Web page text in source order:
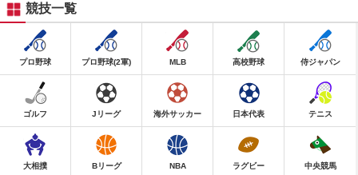
競技一覧
プロ野球 プロ野球(2軍) MLB 高校野球 侍ジャパン
ゴルフ Jリーグ 海外サッカー 日本代表 テニス
大相撲 Bリーグ NBA ラグビー 中央競馬